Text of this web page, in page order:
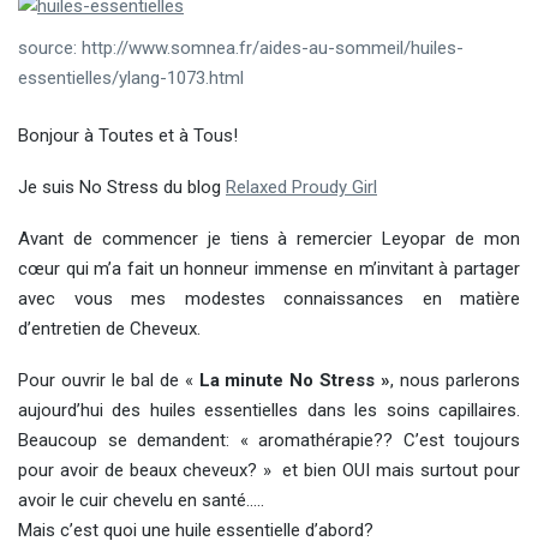
source: http://www.somnea.fr/aides-au-sommeil/huiles-
essentielles/ylang-1073.html
Bonjour à Toutes et à Tous!
Je suis No Stress du blog Relaxed Proudy Girl
Avant de commencer je tiens à remercier Leyopar de mon
cœur qui m’a fait un honneur immense en m’invitant à partager
avec vous mes modestes connaissances en matière
d’entretien de Cheveux.
Pour ouvrir le bal de « La minute No Stress », nous parlerons
aujourd’hui des huiles essentielles dans les soins capillaires.
Beaucoup se demandent: « aromathérapie?? C’est toujours
pour avoir de beaux cheveux? » et bien OUI mais surtout pour
avoir le cuir chevelu en santé…..
Mais c’est quoi une huile essentielle d’abord?